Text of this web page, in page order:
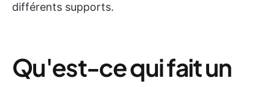
différents supports.
Qu'est-ce qui fait un